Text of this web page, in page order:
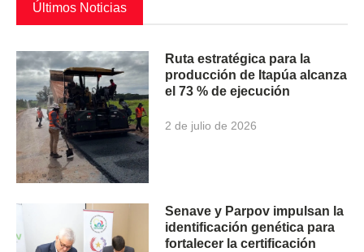
Últimos Noticias
Ruta estratégica para la
producción de Itapúa alcanza
el 73 % de ejecución
2 de julio de 2026
Senave y Parpov impulsan la
identificación genética para
fortalecer la certificación